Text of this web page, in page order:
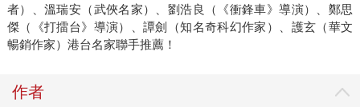
者）、溫瑞安（武俠名家）、劉浩良（《衝鋒車》導演）、鄭思
傑（《打擂台》導演）、譚劍（知名奇科幻作家）、護玄（華文
暢銷作家）港台名家聯手推薦！
作者